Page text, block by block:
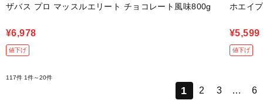
ザバス プロ マッスルエリート チョコレート風味800g
¥6,978
値下げ
ホエイ
¥5,599
値下げ
117件 1件～20件
1 2 3 … 6